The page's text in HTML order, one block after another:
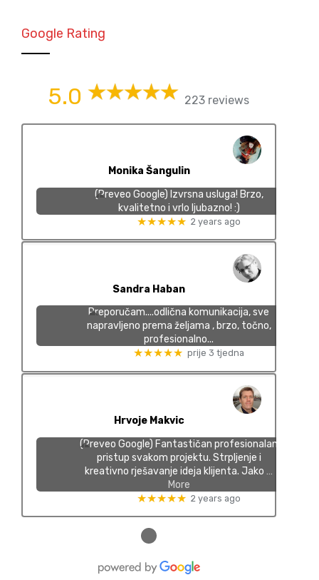
Google Rating
5.0 223 reviews
Monika Šangulin
(Preveo Google) Izvrsna usluga! Brzo,
kvalitetno i vrlo ljubazno! :)
★★★★★ 2 years ago
Sandra Haban
Preporučam....odlična komunikacija, sve
napravljeno prema željama , brzo, točno,
profesionalno...
★★★★★ prije 3 tjedna
Hrvoje Makvic
(Preveo Google) Fantastičan profesionalan
pristup svakom projektu. Strpljenje i
kreativno rješavanje ideja klijenta. Jako …
More
★★★★★ 2 years ago
●